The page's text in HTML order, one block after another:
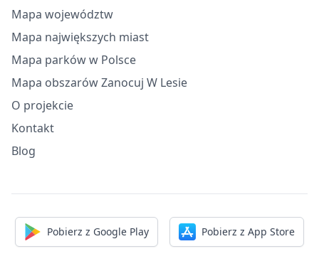
Mapa województw
Mapa największych miast
Mapa parków w Polsce
Mapa obszarów Zanocuj W Lesie
O projekcie
Kontakt
Blog
Pobierz z Google Play Pobierz z App Store